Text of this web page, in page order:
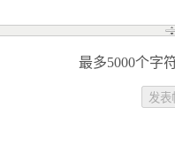
最多5000个字